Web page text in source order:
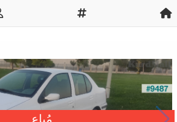
مُباع